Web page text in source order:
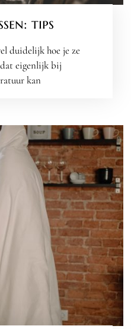
tips
duidelijk hoe je ze
eigenlijk bij
kan